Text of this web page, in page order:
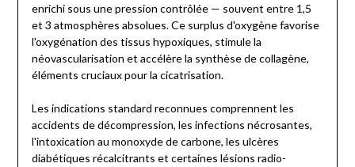
enrichi sous une pression contrôlée — souvent entre 1,5
et 3 atmosphères absolues. Ce surplus d'oxygène favorise
l'oxygénation des tissus hypoxiques, stimule la
néovascularisation et accélère la synthèse de collagène,
éléments cruciaux pour la cicatrisation.
Les indications standard reconnues comprennent les
accidents de décompression, les infections nécrosantes,
l'intoxication au monoxyde de carbone, les ulcères
diabétiques récalcitrants et certaines lésions radio-